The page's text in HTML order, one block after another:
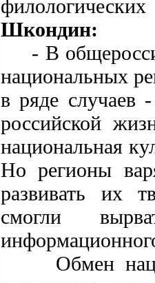
Шкондин:
- В
национальных
в ряде случаев
российской
национальная
Но регионы
развивать их
смогли
Обмен